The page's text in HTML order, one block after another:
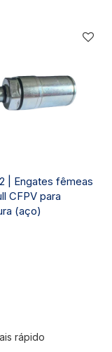
| Engates fêmeas
CFPV para
(aço)
rápido